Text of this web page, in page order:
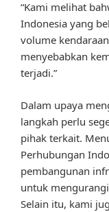
“Kami melihat
Indonesia yang
volume
menyebabkan
terjadi.”
Dalam upaya
langkah perlu
pihak terkait.
Perhubungan
pembangunan
untuk
Selain itu, kami